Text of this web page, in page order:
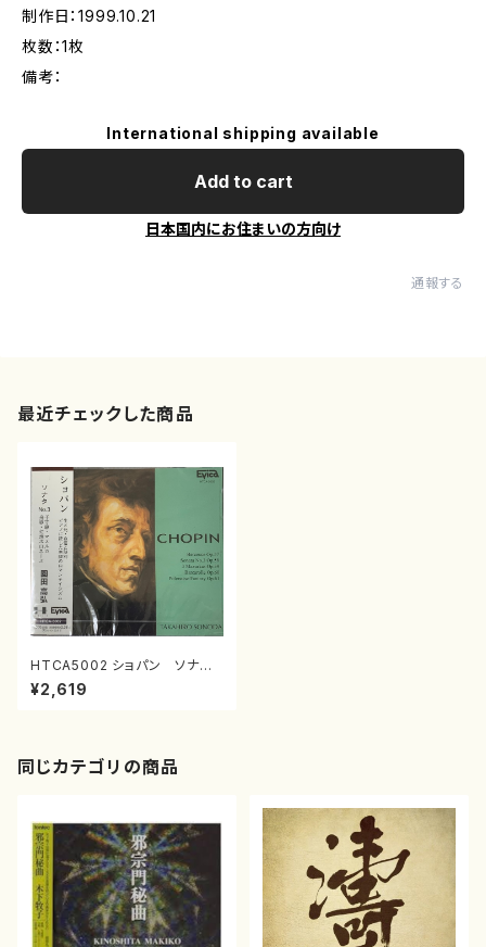
制作日：1999.10.21
枚数：1枚
備考：
International shipping available
Add to cart
日本国内にお住まいの方向け
通報する
最近チェックした商品
HTCA5002 ショパン ソナタ
第3番ロ短調作品58他（ピアノ/
ショパン/CD)
¥2,619
同じカテゴリの商品